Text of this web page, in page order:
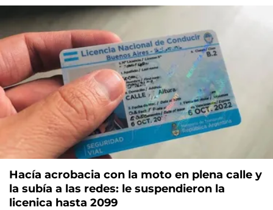
Hacía acrobacia con la moto en plena calle y
la subía a las redes: le suspendieron la
licenica hasta 2099